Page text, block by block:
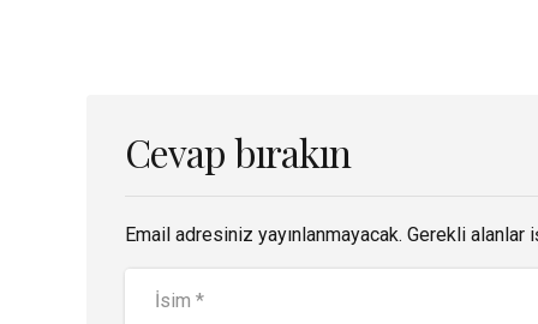
Cevap bırakın
Email adresiniz yayınlanmayacak. Gerekli alanlar